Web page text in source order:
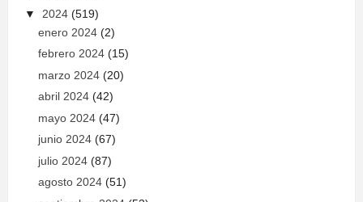
▼ 2024 (519)
enero 2024 (2)
febrero 2024 (15)
marzo 2024 (20)
abril 2024 (42)
mayo 2024 (47)
junio 2024 (67)
julio 2024 (87)
agosto 2024 (51)